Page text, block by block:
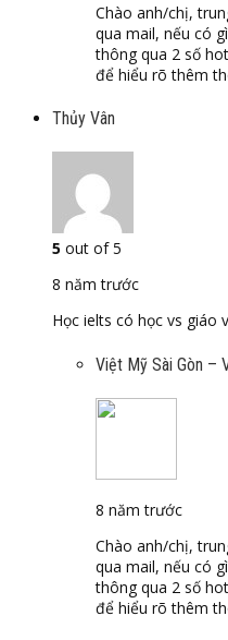
Chào anh/chị,
qua mail, nếu có
thông qua 2 số
để hiểu rõ thêm
Thủy Vân
5 out of 5
8 năm trước
Học ielts có học vs giáo
Việt Mỹ Sài Gòn –
8 năm trước
Chào anh/chị,
qua mail, nếu có
thông qua 2 số
để hiểu rõ thêm